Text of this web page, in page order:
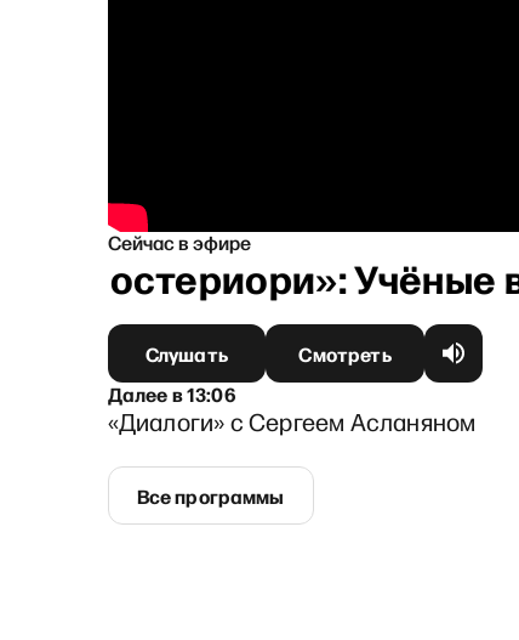
Сейчас в эфире
«Апостериори»: Учёные
Слушать
Смотреть
Далеев13:06
«Диалоги» с Сергеем Асланяном
Все программы